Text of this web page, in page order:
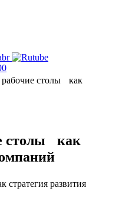
столы как
столы как